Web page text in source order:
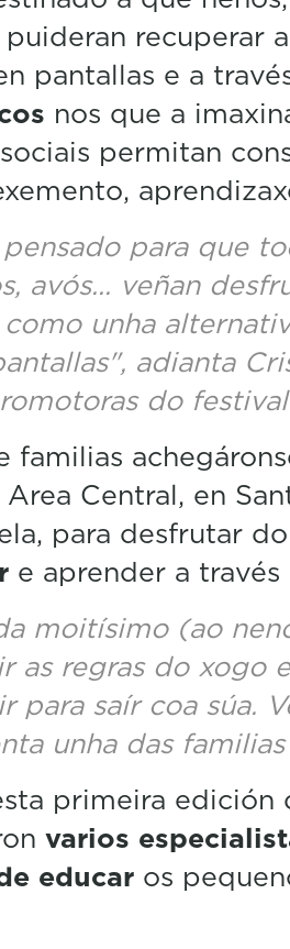
m
i
n
u
e
2
s
c
o
n
s
o
u
e
5
0
recuperar
pantallas e a
nos que a
permitan
para que
avós... veñan
como unha
adianta
do
familias
Area Central, en
para desfrutar do
e aprender a
moitísimo (ao
as regras do xogo
para saír coa súa.
unha das
primeira edición
varios
educar os